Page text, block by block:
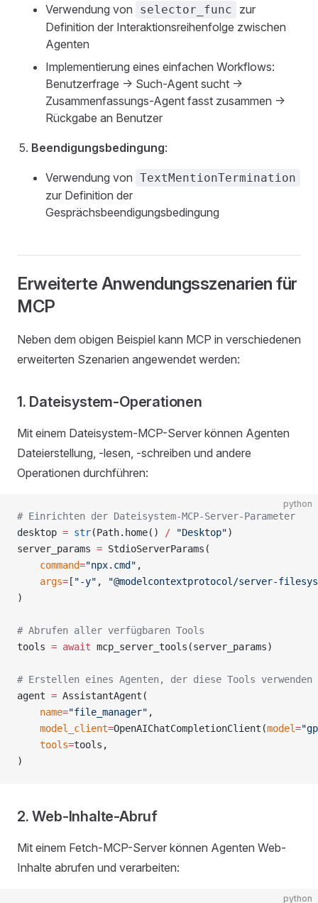
Verwendung von selector_func
zur
Definition der Interaktionsreihenfolge zwischen
Agenten
Implementierung eines einfachen Workflows:
Benutzerfrage -> Such-Agent sucht ->
Zusammenfassungs-Agent fasst zusammen ->
Rückgabe an Benutzer
Beendigungsbedingung:
Verwendung von TextMentionTermination
zur Definition der
Gesprächsbeendigungsbedingung
Erweiterte Anwendungsszenarien für
MCP
Neben dem obigen Beispiel kann MCP in verschiedenen
erweiterten Szenarien angewendet werden:
1. Dateisystem-Operationen
Mit einem Dateisystem-MCP-Server können Agenten
Dateierstellung, -lesen, -schreiben und andere
Operationen durchführen:
python
# Einrichten der Dateisystem-MCP-Server-Parameter
desktop = str(Path.home() / "Desktop")
server_params = StdioServerParams(
    command
="npx.cmd" ,
    args
= [ "-y" ,
"@modelcontextprotocol/server-
)
# Abrufen aller verfügbaren Tools
tools = await mcp_server_tools(server_params)
# Erstellen eines Agenten, der diese Tools verwenden
agent = AssistantAgent(
    name
="file_manager" ,
    model_client
=OpenAIChatCompletionClient(model=
    tools
=tools,
)
2. Web-Inhalte-Abruf
Mit einem Fetch-MCP-Server können Agenten Web-
Inhalte abrufen und verarbeiten:
python